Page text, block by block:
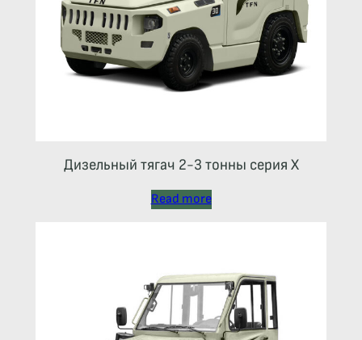
Дизельный тягач 2-3 тонны серия Х
Read more